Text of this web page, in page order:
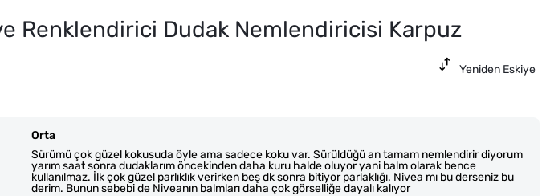
Renklendirici Dudak Nemlendiricisi Karpuz
Yeniden Eskiye
Orta
Sürümü çok güzel kokusuda öyle ama sadece koku var. Sürüldüğü an tamam nemlendirir diyorum
yarım saat sonra dudaklarım öncekinden daha kuru halde oluyor yani balm olarak bence
kullanılmaz. İlk çok güzel parlıklık verirken beş dk sonra bitiyor parlaklığı. Nivea mı bu derseniz bu
derim. Bunun sebebi de Niveanın balmları daha çok görselliğe dayalı kalıyor